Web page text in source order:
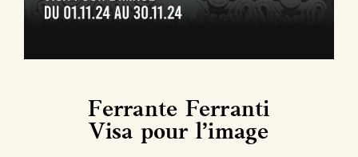
Ferrante Ferranti
Visa pour l’image